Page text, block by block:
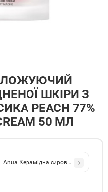
ШКІРИ З
PEACH 77%
50 МЛ
лосьйон-молочко, що вирівнює
Anua Керамідна сироватка для